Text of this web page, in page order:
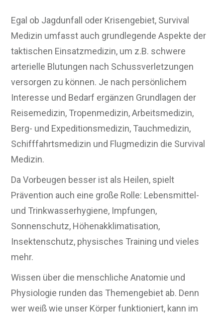
Egal ob Jagdunfall oder Krisengebiet, Survival
Medizin umfasst auch grundlegende Aspekte der
taktischen Einsatzmedizin, um z.B. schwere
arterielle Blutungen nach Schussverletzungen
versorgen zu können. Je nach persönlichem
Interesse und Bedarf ergänzen Grundlagen der
Reisemedizin, Tropenmedizin, Arbeitsmedizin,
Berg- und Expeditionsmedizin, Tauchmedizin,
Schifffahrtsmedizin und Flugmedizin die Survival
Medizin.
Da Vorbeugen besser ist als Heilen, spielt
Prävention auch eine große Rolle: Lebensmittel-
und Trinkwasserhygiene, Impfungen,
Sonnenschutz, Höhenakklimatisation,
Insektenschutz, physisches Training und vieles
mehr.
Wissen über die menschliche Anatomie und
Physiologie runden das Themengebiet ab. Denn
wer weiß wie unser Körper funktioniert, kann im